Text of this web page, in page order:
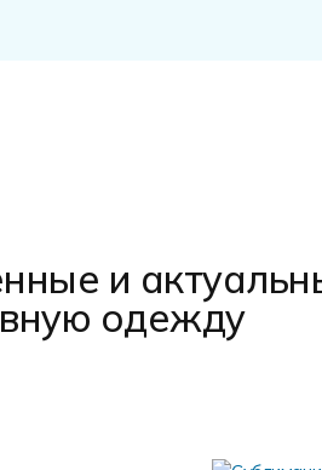
и
одежду